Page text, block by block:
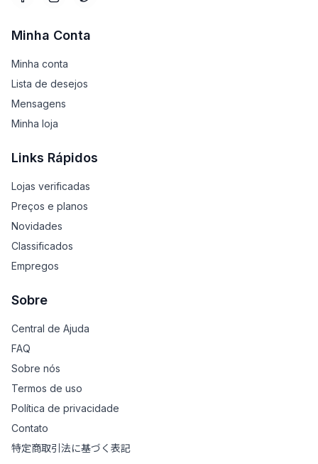
Minha Conta
Minha conta
Lista de desejos
Mensagens
Minha loja
Links Rápidos
Lojas verificadas
Preços e planos
Novidades
Classificados
Empregos
Sobre
Central de Ajuda
FAQ
Sobre nós
Termos de uso
Política de privacidade
Contato
特定商取引法に基づく表記